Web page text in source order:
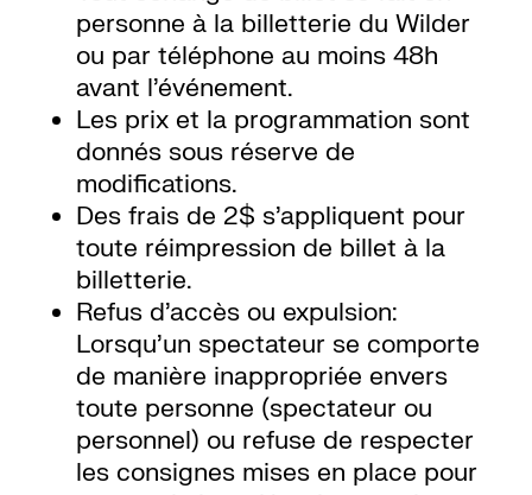
personne à la billetterie du Wilder
ou par téléphone au moins 48h
avant l’événement.
Les prix et la programmation sont
donnés sous réserve de
modifications.
Des frais de 2$ s’appliquent pour
toute réimpression de billet à la
billetterie.
Refus d’accès ou expulsion:
Lorsqu’un spectateur se comporte
de manière inappropriée envers
toute personne (spectateur ou
personnel) ou refuse de respecter
les consignes mises en place pour